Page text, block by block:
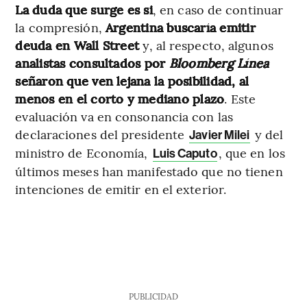
La duda que surge es si, en caso de continuar
la compresión,Argentina buscaría emitir
deuda en Wall Streety, al respecto, algunos
analistas consultados por Bloomberg Línea
señaron que ven lejana la posibilidad, al
menos en el corto y mediano plazo. Este
evaluación va en consonancia con las
declaraciones del presidente Javier Milei y del
ministro de Economía, Luis Caputo, que en los
últimos meses han manifestado que no tienen
intenciones de emitir en el exterior.
PUBLICIDAD